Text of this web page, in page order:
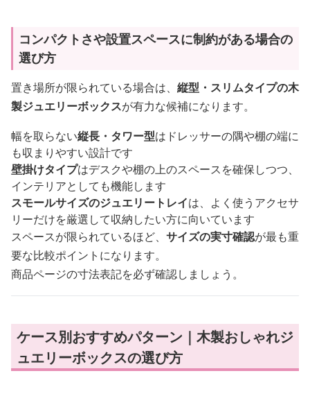
コンパクトさや設置スペースに制約がある場合の
選び方
置き場所が限られている場合は、 縦型・スリムタイプの木
製ジュエリーボックスが有力な候補になります。
幅を取らない縦長・タワー型はドレッサーの隅や棚の端に
も収まりやすい設計です
壁掛けタイプはデスクや棚の上のスペースを確保しつつ、
インテリアとしても機能します
スモールサイズのジュエリートレイは、よく使うアクセサ
リーだけを厳選して収納したい方に向いています
スペースが限られているほど、 サイズの実寸確認が最も重
要な比較ポイントになります。
商品ページの寸法表記を必ず確認しましょう。
ケース別おすすめパターン｜木製おしゃれジ
ュエリーボックスの選び方